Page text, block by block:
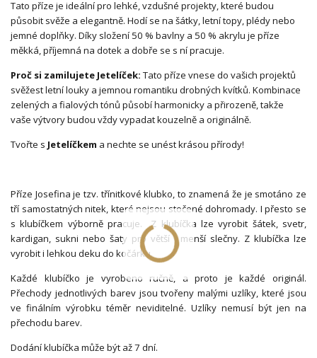
Tato příze je ideální pro lehké, vzdušné projekty, které budou
působit svěže a elegantně. Hodí se na šátky, letní topy, plédy nebo
jemné doplňky. Díky složení 50 % bavlny a 50 % akrylu je příze
měkká, příjemná na dotek a dobře se s ní pracuje.
Proč si zamilujete Jetelíček: Tato příze vnese do vašich projektů
svěžest letní louky a jemnou romantiku drobných kvítků. Kombinace
zelených a fialových tónů působí harmonicky a přirozeně, takže
vaše výtvory budou vždy vypadat kouzelně a originálně.
Tvořte s Jetelíčkem a nechte se unést krásou přírody!
Příze Josefina je tzv. třínitkové klubko, to znamená že je smotáno ze
tří samostatných nitek, které nejsou stočené dohromady. I přesto se
s klubíčkem výborně pracuje. Z klubíčka lze vyrobit šátek, svetr,
kardigan, sukni nebo šaty pro větší i menší slečny. Z klubíčka lze
vyrobit i lehkou deku do kočárku.
Každé klubíčko je vyrobeno ručně, a proto je každé originál.
Přechody jednotlivých barev jsou tvořeny malými uzlíky, které jsou
ve finálním výrobku téměr neviditelné. Uzlíky nemusí být jen na
přechodu barev.
Dodání klubíčka může být až 7 dní.